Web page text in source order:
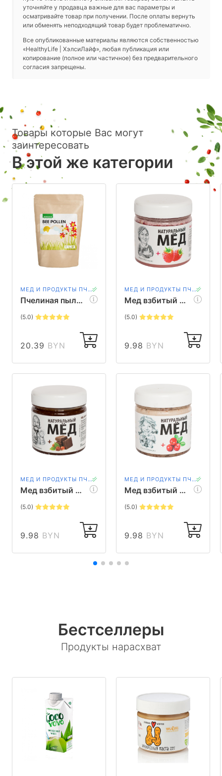
уточняйте у продавца важные для вас параметры и
осматривайте товар при получении. После оплаты вернуть
или обменять неподходящий товар будет проблематично.
Все опубликованные материалы являются собственностью
«HealthyLife | ХэлсиЛайф», любая публикация или
копирование (полное или частичное) без предварительного
согласия запрещены.
Товары которые Вас могут
заинтересовать
В этой же категории
МЕД И ПРОДУКТЫ ПЧЕЛОВОДСТВА
Пчелиная пыльца Ufeelgood, 100 гр
(5.0)
20.39 BYN
МЕД И ПРОДУКТЫ ПЧЕЛОВОДСТВА
Мед взбитый с фундуком и какао Мядовы шлях, 200 гр
(5.0)
9.98 BYN
МЕД И ПРОДУКТЫ ПЧЕЛОВОДСТВА
Мед взбитый с малиной Мядовы шлях, 200 гр
(5.0)
9.98 BYN
МЕД И ПРОДУКТЫ ПЧЕЛОВОДСТВА
Мед взбитый с клюквой Мядовы шлях, 200 гр
(5.0)
9.98 BYN
Бестселлеры
Продукты нарасхват